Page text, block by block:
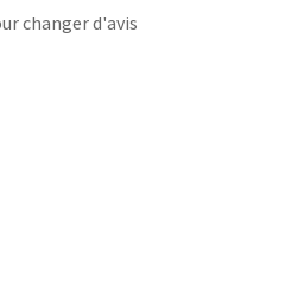
changer d'avis